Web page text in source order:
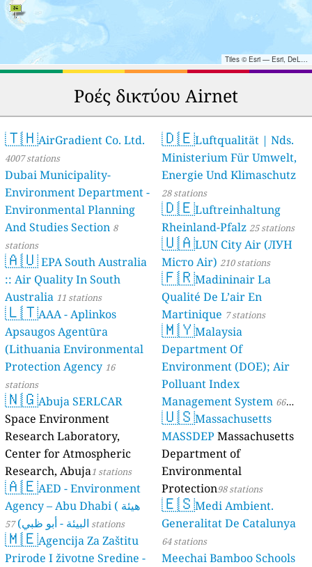
Tiles © Esri — Esri, DeLorme, NAVTEQ, TomTom, Intermap, iPC, USGS, FAO, NPS, NRCAN, GeoBase, Kadaster NL, Ordnance Survey, Esri Japan, METI, Esri China (Hong Kong), and the GIS User Community
Ροές δικτύου Airnet
🇹🇭AirGradient Co. Ltd.
4007 stations
Dubai Municipality-
Environment Department -
Environmental Planning
And Studies Section 8
stations
🇦🇺EPA South Australia
:: Air Quality In South
Australia 11 stations
🇱🇹AAA - Aplinkos
Apsaugos Agentūra
(Lithuania Environmental
Protection Agency 16
stations
🇳🇬Abuja SERLCAR
Space Environment
Research Laboratory,
Center for Atmospheric
Research, Abuja1 stations
🇦🇪AED - Environment
Agency – Abu Dhabi ( هيئة
البيئة - أبو ظبي) 57 stations
🇲🇪Agencija Za Zaštitu
Prirode I životne Sredine -
🇩🇪Luftqualität | Nds.
Ministerium Für Umwelt,
Energie Und Klimaschutz
28 stations
🇩🇪Luftreinhaltung
Rheinland-Pfalz 25 stations
🇺🇦LUN City Air (ЛУН
Місто Air) 210 stations
🇫🇷Madininair La
Qualité De L’air En
Martinique 7 stations
🇲🇾Malaysia
Department Of
Environment (DOE); Air
Polluant Index
Management System 66
stations
🇺🇸Massachusetts
MASSDEP Massachusetts
Department of
Environmental
Protection98 stations
🇪🇸Medi Ambient.
Generalitat De Catalunya
64 stations
Meechai Bamboo Schools